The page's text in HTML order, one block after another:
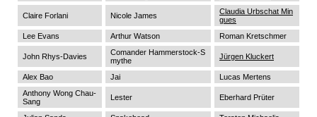
Claire Forlani Nicole James
Claudia Urbschat Min
gues
Lee Evans
Arthur Watson Roman Kretschmer
John Rhys-Davies
Comander Hammerstock-S
mythe
Jürgen Kluckert
Alex Bao Jai
Lucas Mertens
Anthony Wong Chau-
Sang
Lester Eberhard Prüter